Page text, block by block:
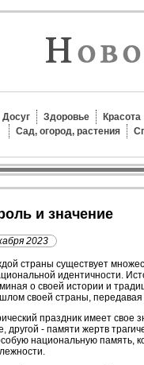
Досуг Здоровье Красота
Сад, огород, растения
и значение
2023
страны существует
идентичности.
о своей истории и
своей страны,
праздник имеет свое
другой - памяти жертв
национальную память,